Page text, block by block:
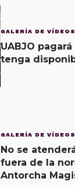
GALERÍA DE VÍDEOS
UABJO
tenga
GALERÍA DE VÍDEOS
No se
fuera de la
Antorcha